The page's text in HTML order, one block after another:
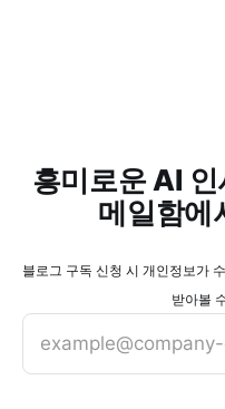
흥미로운 AI
메일함에
블로그 구독 신청 시 개인정보가
받아볼